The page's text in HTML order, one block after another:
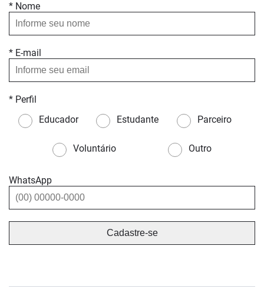
* Nome
* E-mail
* Perfil
Educador
Estudante Parceiro
Voluntário Outro
WhatsApp